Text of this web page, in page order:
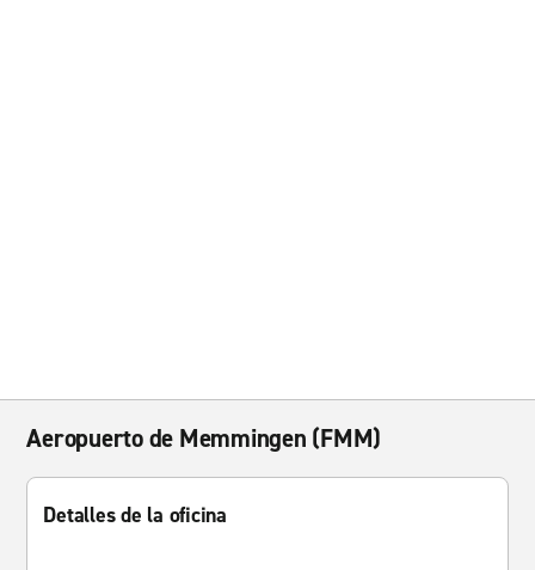
Aeropuerto de Memmingen (FMM)
Detalles de la oficina